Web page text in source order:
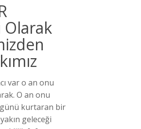
Olarak
var o an onu
O an onu
kurtaran bir
geleceği